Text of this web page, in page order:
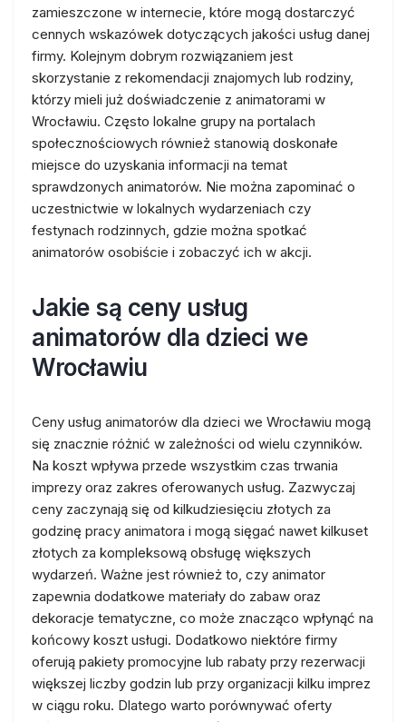
zamieszczone w internecie, które mogą dostarczyć
cennych wskazówek dotyczących jakości usług danej
firmy. Kolejnym dobrym rozwiązaniem jest
skorzystanie z rekomendacji znajomych lub rodziny,
którzy mieli już doświadczenie z animatorami w
Wrocławiu. Często lokalne grupy na portalach
społecznościowych również stanowią doskonałe
miejsce do uzyskania informacji na temat
sprawdzonych animatorów. Nie można zapominać o
uczestnictwie w lokalnych wydarzeniach czy
festynach rodzinnych, gdzie można spotkać
animatorów osobiście i zobaczyć ich w akcji.
Jakie są ceny usług
animatorów dla dzieci we
Wrocławiu
Ceny usług animatorów dla dzieci we Wrocławiu mogą
się znacznie różnić w zależności od wielu czynników.
Na koszt wpływa przede wszystkim czas trwania
imprezy oraz zakres oferowanych usług. Zazwyczaj
ceny zaczynają się od kilkudziesięciu złotych za
godzinę pracy animatora i mogą sięgać nawet kilkuset
złotych za kompleksową obsługę większych
wydarzeń. Ważne jest również to, czy animator
zapewnia dodatkowe materiały do zabaw oraz
dekoracje tematyczne, co może znacząco wpłynąć na
końcowy koszt usługi. Dodatkowo niektóre firmy
oferują pakiety promocyjne lub rabaty przy rezerwacji
większej liczby godzin lub przy organizacji kilku imprez
w ciągu roku. Dlatego warto porównywać oferty